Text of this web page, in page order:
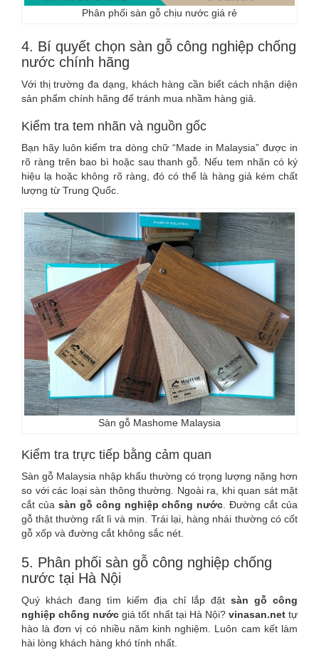
Phân phối sàn gỗ chịu nước giá rẻ
4. Bí quyết chọn sàn gỗ công nghiệp chống
nước chính hãng
Với thị trường đa dạng, khách hàng cần biết cách nhận diện
sản phẩm chính hãng để tránh mua nhầm hàng giả.
Kiểm tra tem nhãn và nguồn gốc
Bạn hãy luôn kiểm tra dòng chữ “Made in Malaysia” được in
rõ ràng trên bao bì hoặc sau thanh gỗ. Nếu tem nhãn có ký
hiệu lạ hoặc không rõ ràng, đó có thể là hàng giả kém chất
lượng từ Trung Quốc.
Sàn gỗ Mashome Malaysia
Kiểm tra trực tiếp bằng cảm quan
Sàn gỗ Malaysia nhập khẩu thường có trọng lượng nặng hơn
so với các loại sàn thông thường. Ngoài ra, khi quan sát mặt
cắt của sàn gỗ công nghiệp chống nước. Đường cắt của
gỗ thật thường rất lì và mịn. Trái lại, hàng nhái thường có cốt
gỗ xốp và đường cắt không sắc nét.
5. Phân phối sàn gỗ công nghiệp chống
nước tại Hà Nội
Quý khách đang tìm kiếm địa chỉ lắp đặt sàn gỗ công
nghiệp chống nước giá tốt nhất tại Hà Nội? vinasan.nettự
hào là đơn vị có nhiều năm kinh nghiệm. Luôn cam kết làm
hài lòng khách hàng khó tính nhất.